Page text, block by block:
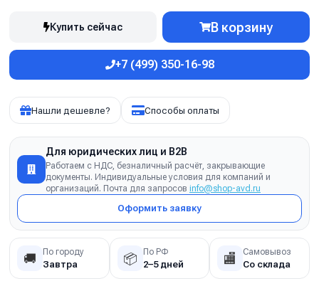
Купить сейчас В корзину
+7 (499) 350-16-98
Нашли дешевле? Способы оплаты
Для юридических лиц и B2B
Работаем с НДС, безналичный расчёт, закрывающие
документы. Индивидуальные условия для компаний и
организаций. Почта для запросов info@shop-avd.ru
Оформить заявку
🚚 По городу
Завтра 📦 По РФ
2–5 дней 🏬 Самовывоз
Со склада